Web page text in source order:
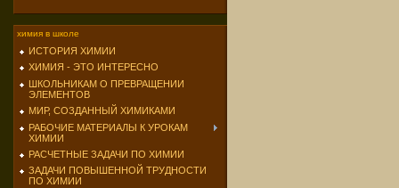
химия в школе
ИСТОРИЯ ХИМИИ
ХИМИЯ - ЭТО ИНТЕРЕСНО
ШКОЛЬНИКАМ О ПРЕВРАЩЕНИИ
ЭЛЕМЕНТОВ
МИР, СОЗДАННЫЙ ХИМИКАМИ
РАБОЧИЕ МАТЕРИАЛЫ К УРОКАМ
ХИМИИ
РАСЧЕТНЫЕ ЗАДАЧИ ПО ХИМИИ
ЗАДАЧИ ПОВЫШЕННОЙ ТРУДНОСТИ
ПО ХИМИИ